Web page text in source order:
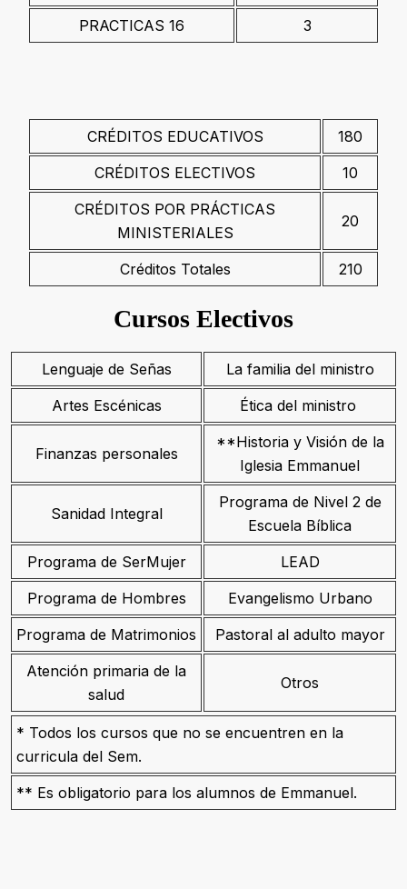
PRACTICAS 16 3
CRÉDITOS EDUCATIVOS
180
CRÉDITOS ELECTIVOS
10
CRÉDITOS POR PRÁCTICAS
MINISTERIALES
20
Créditos Totales 210
Cursos Electivos
Lenguaje de Señas
La familia del ministro
Artes Escénicas
Ética del ministro
Finanzas personales
**Historia y Visión de la
Iglesia Emmanuel
Sanidad Integral
Programa de Nivel 2 de
Escuela Bíblica
Programa de SerMujer
LEAD
Programa de Hombres
Evangelismo Urbano
Programa de Matrimonios
Pastoral al adulto mayor
Atención primaria de la
salud
Otros
* Todos los cursos que no se encuentren en la
curricula del Sem.
** Es obligatorio para los alumnos de Emmanuel.